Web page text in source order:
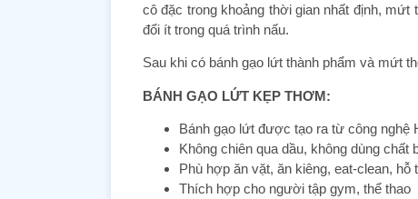
cô đặc trong khoảng thời gian nhất định,
đổi ít trong quá trình nấu.
Sau khi có bánh gạo lứt thành phẩm và mứt
BÁNH GẠO LỨT KẸP THƠM:
Bánh gạo lứt được tạo ra từ công nghệ
Không chiên qua dầu, không dùng chất
Phù hợp ăn vặt, ăn kiêng, eat-clean, hỗ
Thích hợp cho người tập gym, thể thao